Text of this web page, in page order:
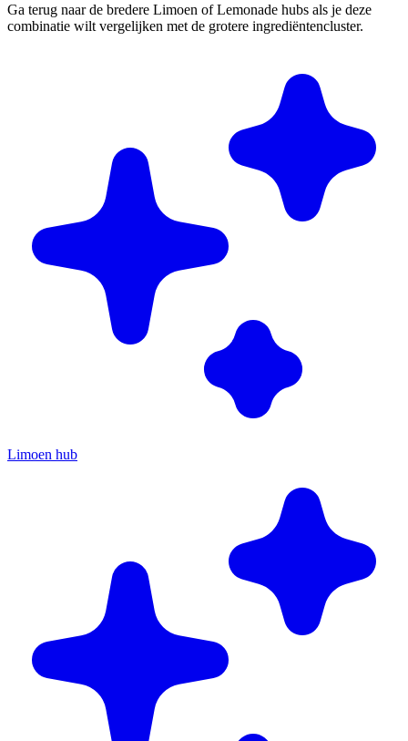
Ga terug naar de bredere Limoen of Lemonade hubs als je deze
combinatie wilt vergelijken met de grotere ingrediëntencluster.
Limoen hub